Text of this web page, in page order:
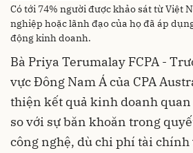
Có tới 74% người được khảo sát từ Việt
nghiệp hoặc lãnh đạo của họ đã áp
động kinh doanh.
Bà Priya Terumalay FCPA -
vực Đông Nam Á của CPA
thiện kết quả kinh doanh
so với sự băn khoăn trong
công nghệ, dù chi phí tài chính